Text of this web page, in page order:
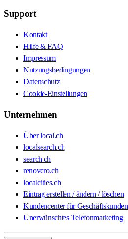
Support
Kontakt
Hilfe & FAQ
Impressum
Nutzungsbedingungen
Datenschutz
Cookie-Einstellungen
Unternehmen
Über local.ch
localsearch.ch
search.ch
renovero.ch
localcities.ch
Eintrag erstellen / ändern / löschen
Kundencenter für Geschäftskunden
Unerwünschtes Telefonmarketing